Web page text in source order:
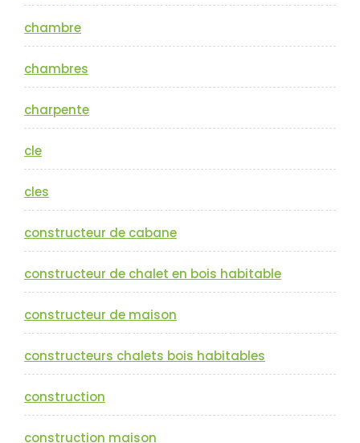
chambre
chambres
charpente
cle
cles
constructeur de cabane
constructeur de chalet en bois habitable
constructeur de maison
constructeurs chalets bois habitables
construction
construction maison